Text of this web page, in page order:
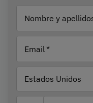
Nombre y
Email
Estados Unidos